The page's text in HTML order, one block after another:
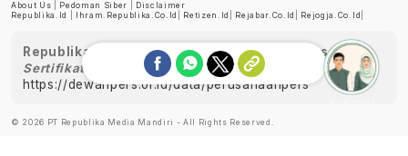
About Us Pedoman Siber
Disclaimer
Republika.id
Ihram.republika.co.id Retizen.id Rejabar.co.id Rejogja.co.id
Republika telah diverifikasi oleh Dewan Pers
Sertifikat Nomor 1058/DP-Verifikasi/K/XII/2022
https://dewanpers.or.id/data/perusahaanpers
© 2026 PT Republika Media Mandiri - All Rights Reserved.